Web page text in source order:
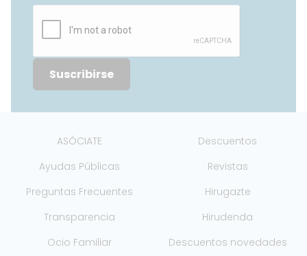
Suscribirse
ASÓCIATE
Descuentos
Ayudas Públicas
Revistas
Preguntas Frecuentes
Hirugazte
Transparencia
Hirudenda
Ocio Familiar
Descuentos novedades